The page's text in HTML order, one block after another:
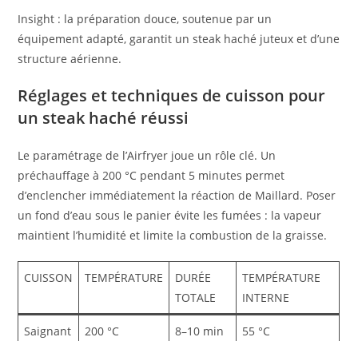
Insight : la préparation douce, soutenue par un
équipement adapté, garantit un steak haché juteux et d’une
structure aérienne.
Réglages ettechniques de cuisson pour
un steak haché réussi
Le paramétrage de l’Airfryer joue un rôle clé. Un
préchauffage à 200 °C pendant 5 minutes permet
d’enclencher immédiatement la réaction de Maillard. Poser
un fond d’eau sous le panier évite les fumées : la vapeur
maintient l’humidité et limite la combustion de la graisse.
CUISSON TEMPÉRATURE
DURÉE
TOTALE
TEMPÉRATURE
INTERNE
Saignant 200 °C 8–10 min 55 °C